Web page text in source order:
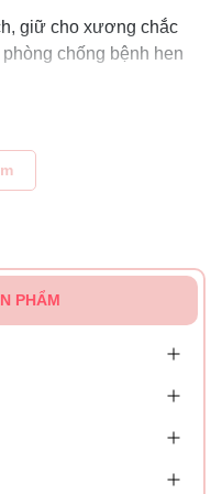
giữ cho xương chắc
chống bệnh hen
cắt nang đuôi vặn
PHẨM